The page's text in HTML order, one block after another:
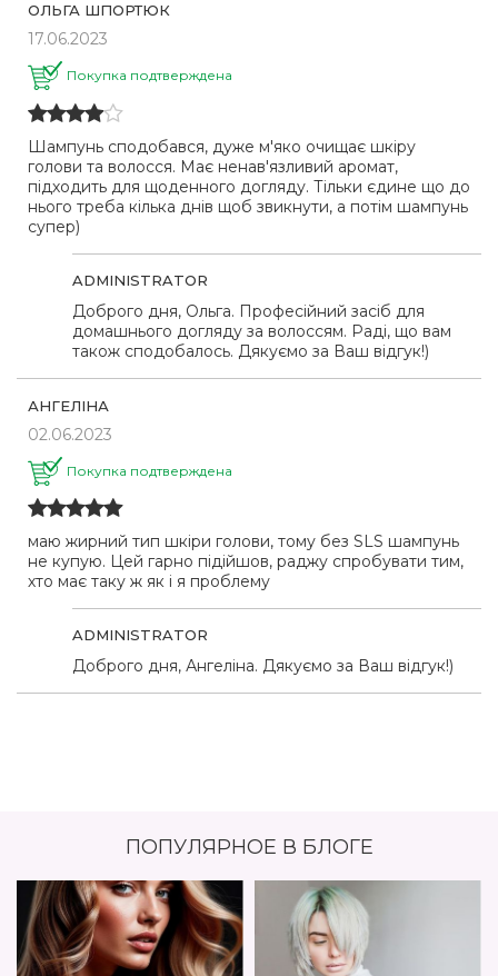
ОЛЬГА ШПОРТЮК
17.06.2023
Покупка подтверждена
Шампунь сподобався, дуже м'яко очищає шкіру
голови та волосся. Має ненав'язливий аромат,
підходить для щоденного догляду. Тільки єдине що до
нього треба кілька днів щоб звикнути, а потім шампунь
супер)
ADMINISTRATOR
Доброго дня, Ольга. Професійний засіб для
домашнього догляду за волоссям. Раді, що вам
також сподобалось. Дякуємо за Ваш відгук!)
АНГЕЛІНА
02.06.2023
Покупка подтверждена
маю жирний тип шкіри голови, тому без SLS шампунь
не купую. Цей гарно підійшов, раджу спробувати тим,
хто має таку ж як і я проблему
ADMINISTRATOR
Доброго дня, Ангеліна. Дякуємо за Ваш відгук!)
ПОПУЛЯРНОЕ В БЛОГЕ